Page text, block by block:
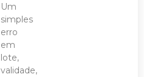
Um
simples
erro
em
lote,
validade,